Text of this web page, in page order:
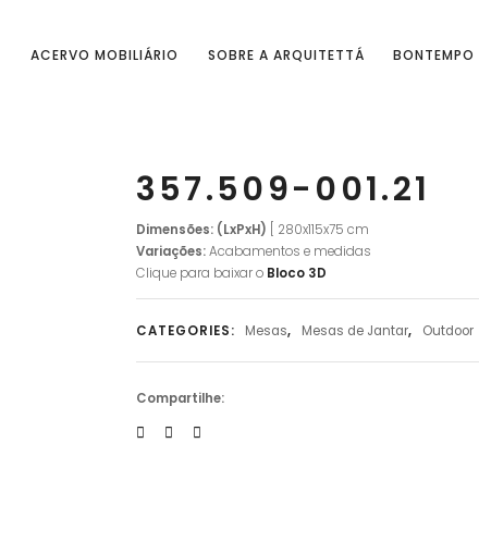
ACERVO MOBILIÁRIO SOBRE A ARQUITETTÁ BONTEMPO
357.509-001.21
Dimensões: (LxPxH)
[ 280x115x75 cm
Variações:Acabamentos e medidas
Clique para baixar o Bloco 3D
CATEGORIES: Mesas, Mesas de Jantar, Outdoor
Compartilhe: